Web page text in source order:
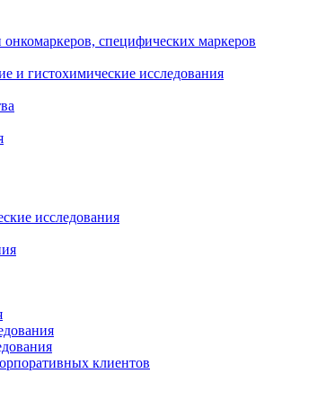
специфических маркеров
и гистохимические исследования
исследования
клиентов